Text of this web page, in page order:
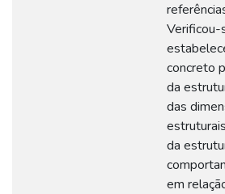
Verificou-
concreto
da
das
da
em